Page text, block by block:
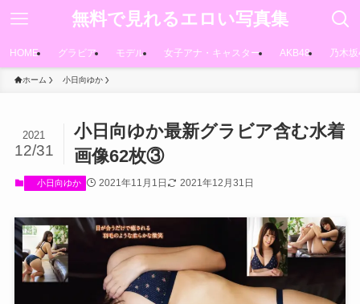
無料で見れるエロい写真集
HOME グラビア モデル 女子アナ・キャスター AKB48 乃木
ホーム 小日向ゆか
小日向ゆか最新グラビア含む水着
画像62枚③
2021
12/31
小日向ゆか 2021年11月1日 2021年12月31日